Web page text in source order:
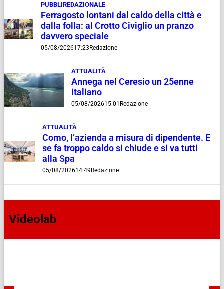
PUBBLIREDAZIONALE
Ferragosto lontani dal caldo della città e
dalla folla: al Crotto Civiglio un pranzo
davvero speciale
05/08/202617:23 Redazione
ATTUALITÀ
Annega nel Ceresio un 25enne
italiano
05/08/202615:01 Redazione
ATTUALITÀ
Como, l’azienda a misura di dipendente. E
se fa troppo caldo si chiude e si va tutti
alla Spa
05/08/202614:49 Redazione
Videolab